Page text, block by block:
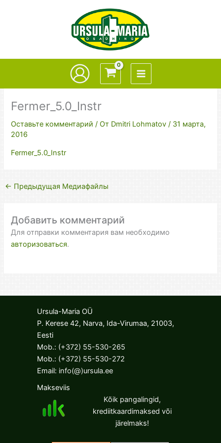
Fermer_5.0_Instr
Оставьте комментарий / От Dmitri Lohmatov/ 31 марта,
2016
Fermer_5.0_Instr
← Предыдущая Медиафайлы
Добавить комментарий
Для отправки комментария вам необходимо
авторизоваться.
Ursula-Maria OÜ
P. Kerese 42, Narva, Ida-Virumaa, 21003,
Eesti
Mob.: (+372) 55-530-265
Mob.: (+372) 55-530-272
Email: info(@)ursula.ee
Makseviis
Kõik pangalingid,
krediitkaardimaksed või
järelmaks!